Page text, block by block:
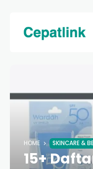
HOME SKINCARE &
15+